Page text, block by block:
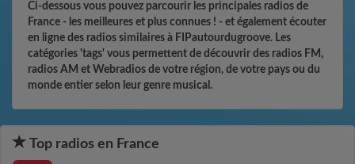
Ci-dessous vous pouvez parcourir les principales radios de
France - les meilleures et plus connues ! - et également écouter
en ligne des radios similaires à FIPautourdugroove. Les
catégories 'tags' vous permettent de découvrir des radios FM,
radios AM et Webradios de votre région, de votre pays ou du
monde entier selon leur genre musical.
Top radios en France